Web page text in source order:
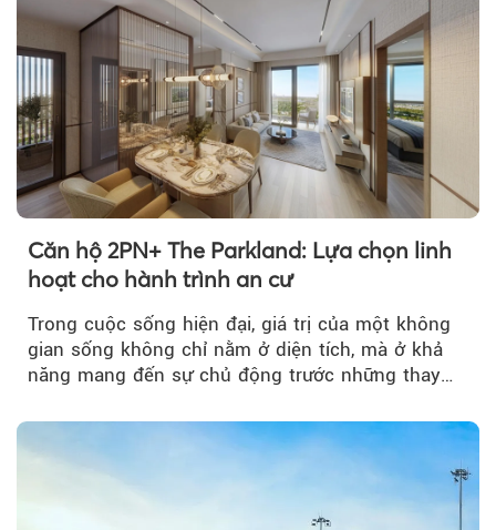
Căn hộ 2PN+ The Parkland: Lựa chọn linh
hoạt cho hành trình an cư
Trong cuộc sống hiện đại, giá trị của một không
gian sống không chỉ nằm ở diện tích, mà ở khả
năng mang đến sự chủ động trước những thay